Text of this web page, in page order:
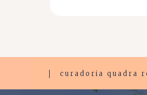
curadoria quadra